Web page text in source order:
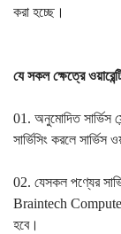
করা হচ্ছে।
যে সকল ক্ষেত্রে
01. অনুমোদিত সার্ভিস
সার্ভিসিং করলে সার্ভিস
02. যেসকল পণ্যের
Braintech
হবে।